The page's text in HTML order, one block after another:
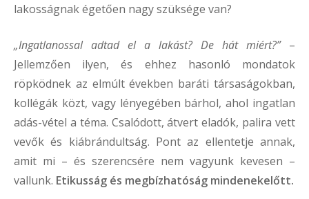
lakosságnak égetően nagy szüksége van?
„Ingatlanossal adtad el a lakást? De hát miért?”–
Jellemzően ilyen, és ehhez hasonló mondatok
röpködnek az elmúlt években baráti társaságokban,
kollégák közt, vagy lényegében bárhol, ahol ingatlan
adás-vétel a téma. Csalódott, átvert eladók, palira vett
vevők és kiábrándultság. Pont az ellentetje annak,
amit mi – és szerencsére nem vagyunk kevesen –
vallunk. Etikusság és megbízhatóság mindenekelőtt.